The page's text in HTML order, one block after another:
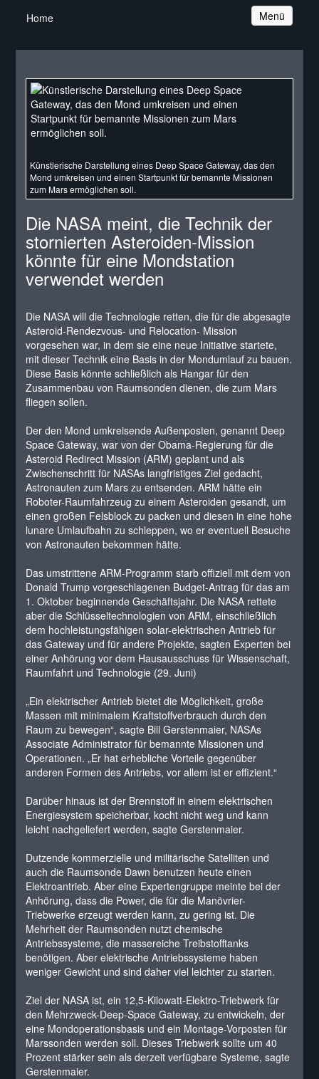
Navigation
Menü
Home
Künstlerische Darstellung eines Deep Space Gateway, das den
Mond umkreisen und einen Startpunkt für bemannte Missionen
zum Mars ermöglichen soll.
Die NASA meint, die Technik der
stornierten Asteroiden-Mission
könnte für eine Mondstation
verwendet werden
Die NASA will die Technologie retten, die für die abgesagte
Asteroid-Rendezvous- und Relocation- Mission
vorgesehen war, in dem sie eine neue Initiative startete,
mit dieser Technik eine Basis in der Mondumlauf zu bauen.
Diese Basis könnte schließlich als Hangar für den
Zusammenbau von Raumsonden dienen, die zum Mars
fliegen sollen.
Der den Mond umkreisende Außenposten, genannt Deep
Space Gateway, war von der Obama-Regierung für die
Asteroid Redirect Mission (ARM) geplant und als
Zwischenschritt für NASAs langfristiges Ziel gedacht,
Astronauten zum Mars zu entsenden. ARM hätte ein
Roboter-Raumfahrzeug zu einem Asteroiden gesandt, um
einen großen Felsblock zu packen und diesen in eine hohe
lunare Umlaufbahn zu schleppen, wo er eventuell Besuche
von Astronauten bekommen hätte.
Das umstrittene ARM-Programm starb offiziell mit dem von
Donald Trump vorgeschlagenen Budget-Antrag für das am
1. Oktober beginnende Geschäftsjahr. Die NASA rettete
aber die Schlüsseltechnologien von ARM, einschließlich
dem hochleistungsfähigen solar-elektrischen Antrieb für
das Gateway und für andere Projekte, sagten Experten bei
einer Anhörung vor dem Hausausschuss für Wissenschaft,
Raumfahrt und Technologie (29. Juni)
„Ein elektrischer Antrieb bietet die Möglichkeit, große
Massen mit minimalem Kraftstoffverbrauch durch den
Raum zu bewegen“, sagte Bill Gerstenmaier, NASAs
Associate Administrator für bemannte Missionen und
Operationen. „Er hat erhebliche Vorteile gegenüber
anderen Formen des Antriebs, vor allem ist er effizient.“
Darüber hinaus ist der Brennstoff in einem elektrischen
Energiesystem speicherbar, kocht nicht weg und kann
leicht nachgeliefert werden, sagte Gerstenmaier.
Dutzende kommerzielle und militärische Satelliten und
auch die Raumsonde Dawn benutzen heute einen
Elektroantrieb. Aber eine Expertengruppe meinte bei der
Anhörung, dass die Power, die für die Manövrier-
Triebwerke erzeugt werden kann, zu gering ist. Die
Mehrheit der Raumsonden nutzt chemische
Antriebssysteme, die massereiche Treibstofftanks
benötigen. Aber elektrische Antriebssysteme haben
weniger Gewicht und sind daher viel leichter zu starten.
Ziel der NASA ist, ein 12,5-Kilowatt-Elektro-Triebwerk für
den Mehrzweck-Deep-Space Gateway, zu entwickeln, der
eine Mondoperationsbasis und ein Montage-Vorposten für
Marssonden werden soll. Dieses Triebwerk sollte um 40
Prozent stärker sein als derzeit verfügbare Systeme, sagte
Gerstenmaier.